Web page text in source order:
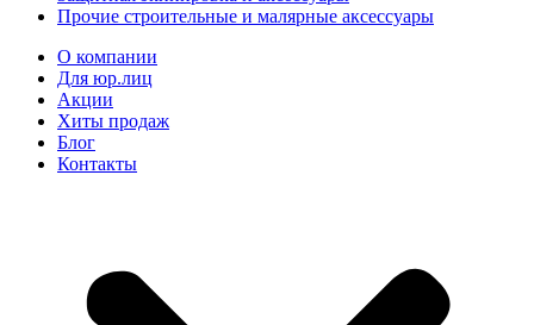
Прочие строительные и малярные аксессуары
О компании
Для юр.лиц
Акции
Хиты продаж
Блог
Контакты